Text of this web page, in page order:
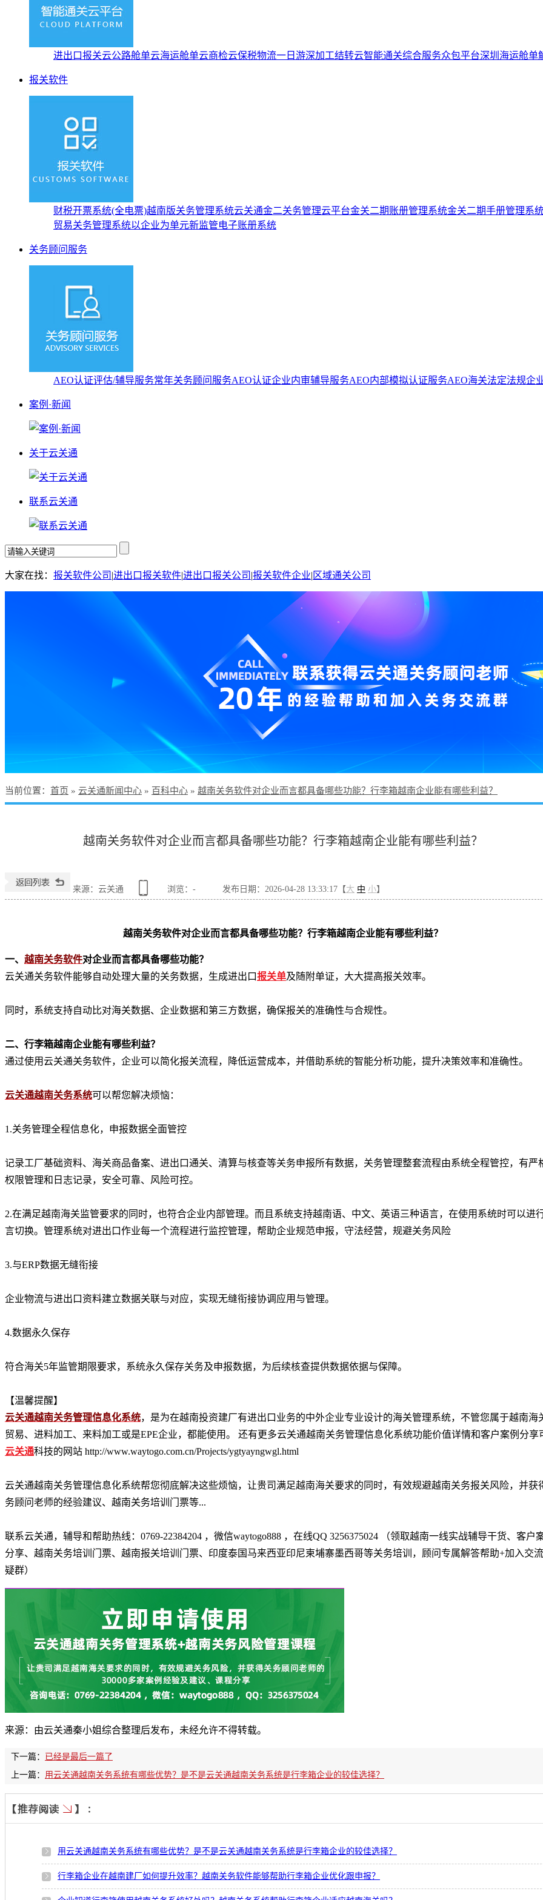
进出口报关云公路舱单云海运舱单云商检云保税物流一日游深加工结转云智能通关综合服务众包平台深圳海运舱单
报关软件
财税开票系统(全电票)越南版关务管理系统云关通金二关务管理云平台金关二期账册管理系统金关二期手册管理系
贸易关务管理系统以企业为单元新监管电子账册系统
关务顾问服务
AEO认证评估/辅导服务常年关务顾问服务AEO认证企业内审辅导服务AEO内部模拟认证服务AEO海关法定法规企
案例·新闻
关于云关通
联系云关通
大家在找： 报关软件公司 |进出口报关软件|进出口报关公司 |报关软件企业| 区域通关公司
当前位置： 首页 » 云关通新闻中心 » 百科中心 » 越南关务软件对企业而言都具备哪些功能？行李箱越南企业能有哪些利益？
越南关务软件对企业而言都具备哪些功能？行李箱越南企业能有哪些利益？
来源：云关通 浏览： - 发布日期：2026-04-28 13:33:17【大 中 小】
越南关务软件对企业而言都具备哪些功能？行李箱越南企业能有哪些利益？
一、 越南关务软件对企业而言都具备哪些功能？
云关通关务软件能够自动处理大量的关务数据，生成进出口报关单及随附单证，大大提高报关效率。
同时，系统支持自动比对海关数据、企业数据和第三方数据，确保报关的准确性与合规性。
二、行李箱越南企业能有哪些利益？
通过使用云关通关务软件，企业可以简化报关流程，降低运营成本，并借助系统的智能分析功能，提升决策效率和准确性。
云关通越南关务系统可以帮您解决烦恼：
1.关务管理全程信息化，申报数据全面管控
记录工厂基础资料、海关商品备案、进出口通关、清算与核查等关务申报所有数据，关务管理整套流程由系统全程管控，有严
权限管理和日志记录，安全可靠、风险可控。
2.在满足越南海关监管要求的同时，也符合企业内部管理。而且系统支持越南语、中文、英语三种语言，在使用系统时可以进
言切换。管理系统对进出口作业每一个流程进行监控管理，帮助企业规范申报，守法经营，规避关务风险
3.与ERP数据无缝衔接
企业物流与进出口资料建立数据关联与对应，实现无缝衔接协调应用与管理。
4.数据永久保存
符合海关5年监管期限要求，系统永久保存关务及申报数据，为后续核查提供数据依据与保障。
【温馨提醒】
云关通越南关务管理信息化系统，是为在越南投资建厂有进出口业务的中外企业专业设计的海关管理系统，不管您属于越南海
贸易、进料加工、来料加工或是EPE企业，都能使用。 还有更多云关通越南关务管理信息化系统功能价值详情和客户案例分享
云关通科技的网站 http://www.waytogo.com.cn/Projects/ygtyayngwgl.html
云关通越南关务管理信息化系统帮您彻底解决这些烦恼，让贵司满足越南海关要求的同时，有效规避越南关务报关风险，并获
务顾问老师的经验建议、越南关务培训门票等...
联系云关通，辅导和帮助热线：0769-22384204 ，微信waytogo888 ，在线QQ 3256375024 （领取越南一线实战辅导干货、客户
分享、越南关务培训门票、越南报关培训门票、印度泰国马来西亚印尼柬埔寨墨西哥等关务培训，顾问专属解答帮助+加入交
疑群）
来源：由云关通秦小姐综合整理后发布，未经允许不得转载。
下一篇：
已经是最后一篇了
上一篇： 用云关通越南关务系统有哪些优势？是不是云关通越南关务系统是行李箱企业的较佳选择？
用云关通越南关务系统有哪些优势？是不是云关通越南关务系统是行李箱企业的较佳选择？
行李箱企业在越南建厂如何提升效率？越南关务软件能够帮助行李箱企业优化跟申报？